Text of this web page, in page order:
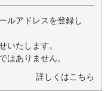
ルアドレスを登録し
いたします。
はありません。
詳しくはこちら